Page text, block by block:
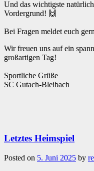
Und das wichtigste
Vordergrund! 🙌
Bei Fragen meldet euch
Wir freuen uns auf ein
großartigen Tag!
Sportliche Grüße
SC Gutach-Bleibach
Letztes Heimspiel
Posted on 5. Juni 2025 by